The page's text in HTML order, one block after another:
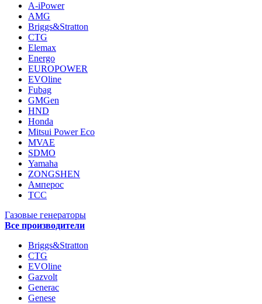
A-iPower
AMG
Briggs&Stratton
CTG
Elemax
Energo
EUROPOWER
EVOline
Fubag
GMGen
HND
Honda
Mitsui Power Eco
MVAE
SDMO
Yamaha
ZONGSHEN
Амперос
ТСС
Газовые генераторы
Все производители
Briggs&Stratton
CTG
EVOline
Gazvolt
Generac
Genese